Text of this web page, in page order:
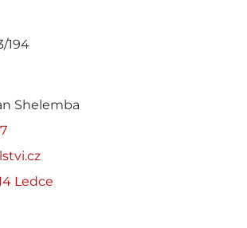
194
Shelemba
Ledce